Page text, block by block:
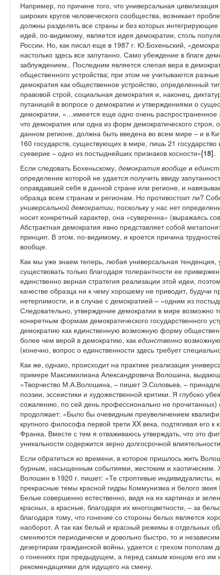
Например, по причине того, что универсальная
широких кругов человеческого сообщества, возникает
должны разделять все страны и без которых
идей, по-видимому, является идея демократии, столь
России. Но, как писал еще в 1987 г. Ю.Бохеньский,
настолько здесь все запутанно. Само убеждение в благе
заблуждением.. Последним является слепая вера в
общественного устройства; при этом не учитываются
демократия как общественное устройство, определенный
правовой строй, социальная демократия и, наконец,
путаницей в вопросе о демократии и утверждениями о
демократии, «…имеется еще одно очень
что демократия или одна из форм демократического
данном регионе, должна быть введена во всем мире – и в
160 государств, существующих в мире, лишь 21 государство
суеверие – одно из постыднейших признаков косности»[18].
Если следовать Бохеньскому, демократия вообще и
определение которой не удается получить ввиду
оправдавшей себя в данной стране или регионе, и
образца всем странам и регионам. Но противостоит ли?
универсальной демократии, поскольку у нас нет
носит конкретный характер, она «суверенна» (выражаясь
Абстрактная демократия явно представляет собой
принцип. В этом, по-видимому, и кроется причина
вообще.
Как мы уже знаем теперь, любая универсальная тенденция,
существовать только благодаря толерантности ее
единственно верная стратегия реализации этой идеи,
качестве образца ни к чему хорошему не приводит, будучи
нетерпимости, и в случае с демократией – «одним из
Следовательно, утверждение демократии в мире возможно
конкретным формам демократического государственного
демократию как единственную возможную форму
более чем верой в демократию, как единственно
(конечно, вопрос о единственности здесь требует
Как же, однако, происходит на практике реализация
примере Максимилиана Александровича Волошина,
«Творчество М.А.Волошина, – пишет Э.Соловьев, –
поэзии, эссеистики и художественной критики. Я глубоко
сожалению, по сей день профессионально не
продолжает: «Было бы очевидным преувеличением
крупного философа первой трети XX века, подтягивая его
Франка. Вместе с тем я отваживаюсь утверждать, что это
уникальности содержится зерно долгосрочной
Если обратиться ко времени, в которое пришлось жить
бурным, насыщенным событиями, жестоким и хаотическим.
Волошин в 1920 г. пишет: «Те строптивые индивидуалисты,
прекрасные темы красной гидры Коммунизма и белого
Белые совершенно естественно, видя на их картинах и
красных, а красные, благодаря их многоцветности, – за
благодаря тому, что гонение со стороны белых является
наоборот. А так как белый и красный режимы в отдельных
сменяются периодически и довольно быстро, то и
дезертирам гражданской войны, удается с грехом пополам
о гонениях при предыдущем, а перед самым концом его им
рекомендациями для идущего на смену.